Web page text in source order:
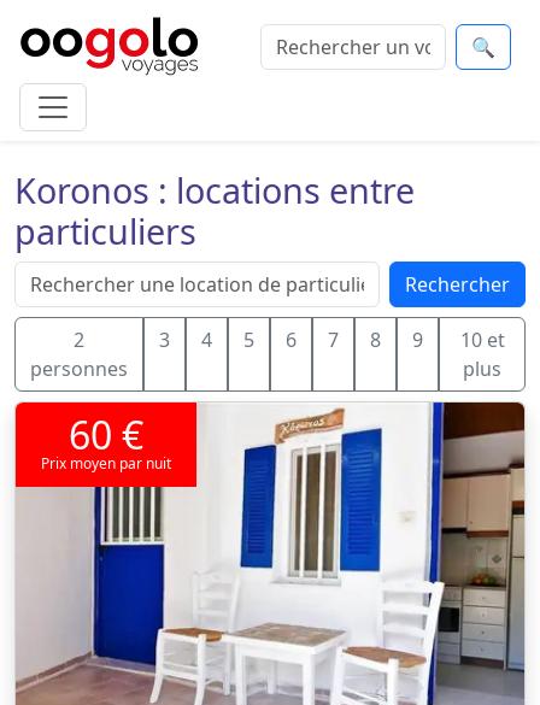
🔍
Koronos : locations entre
particuliers
Rechercher
2
personnes
3 4 5 6 7 8 9
10 et
plus
60 €
Prix moyen par nuit